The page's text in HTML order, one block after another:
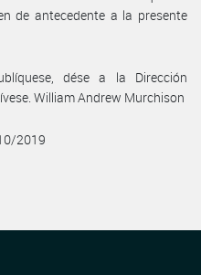
de antecedente a la presente
dése a la Dirección
William Andrew Murchison
2019